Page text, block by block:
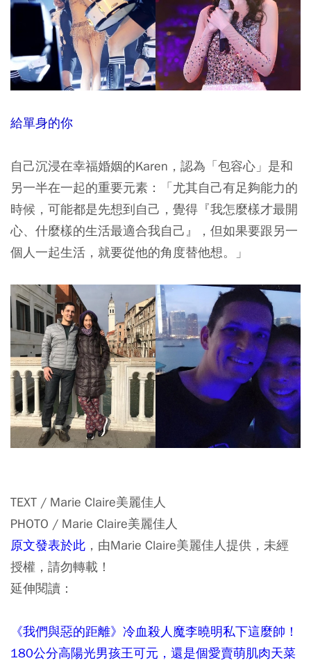
給單身的你
自己沉浸在幸福婚姻的Karen，認為「包容心」是和
另一半在一起的重要元素：「尤其自己有足夠能力的
時候，可能都是先想到自己，覺得『我怎麼樣才最開
心、什麼樣的生活最適合我自己』，但如果要跟另一
個人一起生活，就要從他的角度替他想。」
TEXT / Marie Claire美麗佳人
PHOTO / Marie Claire美麗佳人
原文發表於此 ，由Marie Claire美麗佳人提供，未經
授權，請勿轉載！
延伸閱讀：
《我們與惡的距離》冷血殺人魔李曉明私下這麼帥！
180公分高陽光男孩王可元，還是個愛賣萌肌肉天菜